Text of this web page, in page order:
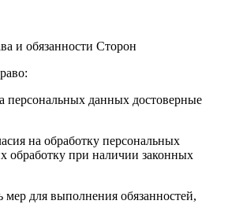
и обязанности Сторон
персональных данных достоверные
на обработку персональных
обработку при наличии законных
мер для выполнения обязанностей,